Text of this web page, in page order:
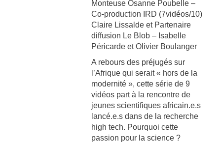
Monteuse Osanne Poubelle –
Co-production IRD (7vidéos/10)
Claire Lissalde et Partenaire
diffusion Le Blob – Isabelle
Péricarde et Olivier Boulanger
A rebours des préjugés sur
l’Afrique qui serait « hors de la
modernité », cette série de 9
vidéos part à la rencontre de
jeunes scientifiques africain.e.s
lancé.e.s dans de la recherche
high tech. Pourquoi cette
passion pour la science ?